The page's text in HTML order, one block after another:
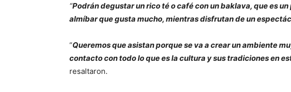
“Podrán degustar un rico té o café con un baklava, que es
almíbar que gusta mucho, mientras disfrutan de un
“Queremos que asistan porque se va a crear un ambiente
contacto con todo lo que es la cultura y sus tradiciones en
resaltaron.